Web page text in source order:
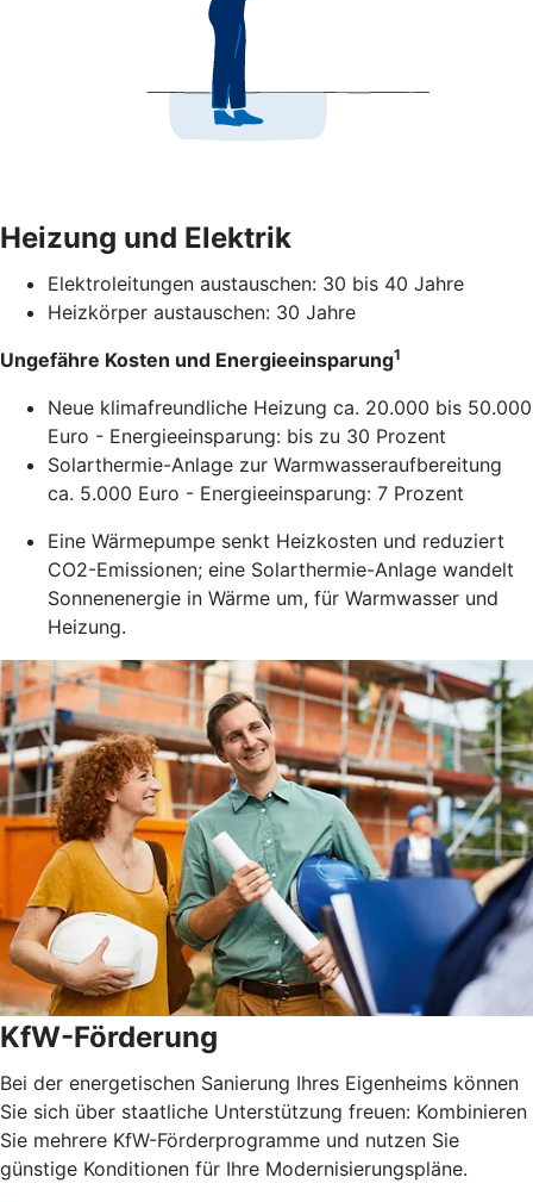
Heizung und Elektrik
Elektroleitungen austauschen: 30 bis 40 Jahre
Heizkörper austauschen: 30 Jahre
Ungefähre Kosten und Energieeinsparung1
Neue klimafreundliche Heizung ca. 20.000 bis 50.000
Euro - Energieeinsparung: bis zu 30 Prozent
Solarthermie-Anlage zur Warmwasseraufbereitung
ca. 5.000 Euro - Energieeinsparung: 7 Prozent
Eine Wärmepumpe senkt Heizkosten und reduziert
CO2-Emissionen; eine Solarthermie-Anlage wandelt
Sonnenenergie in Wärme um, für Warmwasser und
Heizung.
KfW-Förderung
Bei der energetischen Sanierung Ihres Eigenheims können
Sie sich über staatliche Unterstützung freuen: Kombinieren
Sie mehrere KfW-Förderprogramme und nutzen Sie
günstige Konditionen für Ihre Modernisierungspläne.